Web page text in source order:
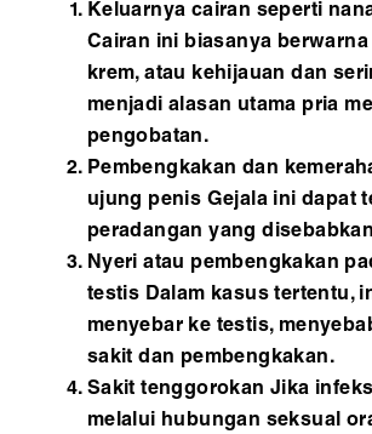
Keluarnya cairan seperti
Cairan ini biasanya
krem, atau kehijauan dan
menjadi alasan utama pria
pengobatan.
Pembengkakan dan
ujung penis Gejala ini dapat
peradangan yang
Nyeri atau pembengkakan
testis Dalam kasus tertentu,
menyebar ke testis,
sakit dan pembengkakan.
Sakit tenggorokan Jika
melalui hubungan seksual